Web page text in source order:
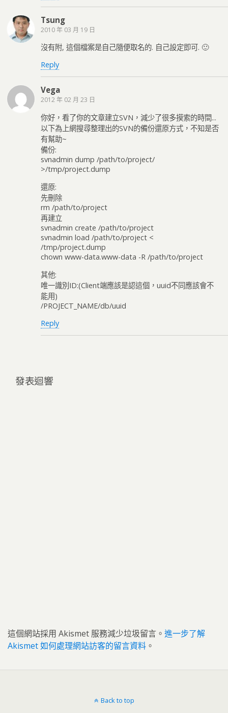
Tsung
2010 年 03 月 19 日
沒有附, 這個檔案是自己隨便取名的. 自己設定即可. 🙂
Reply
Vega
2012 年 02 月 23 日
你好，看了你的文章建立SVN，減少了很多摸索的時間...
以下為上網搜尋整理出的SVN的備份還原方式，不知是否
有幫助~
備份:
svnadmin dump /path/to/project/
>/tmp/project.dump
還原:
先刪除
rm /path/to/project
再建立
svnadmin create /path/to/project
svnadmin load /path/to/project <
/tmp/project.dump
chown www-data.www-data -R /path/to/project
其他:
唯一識別ID:(Client端應該是認這個，uuid不同應該會不
能用)
/PROJECT_NAME/db/uuid
Reply
發表迴響
這個網站採用 Akismet 服務減少垃圾留言。 進一步了解
Akismet 如何處理網站訪客的留言資料 。
Back to top